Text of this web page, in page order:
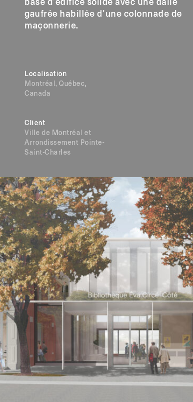
base d’édifice solide avec une dalle
gaufrée habillée d’une colonnade de
maçonnerie.
Localisation
Montréal, Québec,
Canada
Client
Ville de Montréal et
Arrondissement Pointe-
Saint-Charles